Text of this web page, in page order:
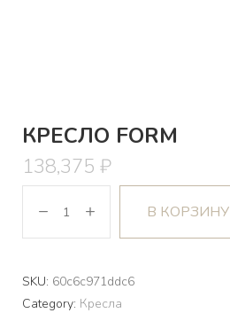
КРЕСЛО FORM
138,375 ₽
В КОРЗИНУ
SKU: 60c6c971ddc6
Category: Кресла